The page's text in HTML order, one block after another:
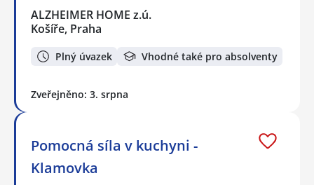
ALZHEIMER HOME z.ú.
Košíře, Praha
Plný úvazek Vhodné také pro absolventy
Zveřejněno: 3. srpna
Pomocná síla v kuchyni -
Klamovka